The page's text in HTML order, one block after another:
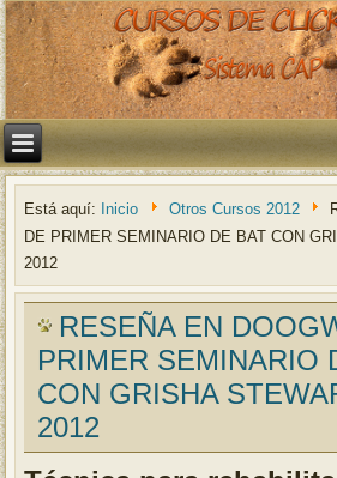
Está aquí: Inicio Otros Cursos 2012
DE PRIMER SEMINARIO DE BAT CON
2012
RESEÑA EN
PRIMER SEMINARIO
CON GRISHA
2012